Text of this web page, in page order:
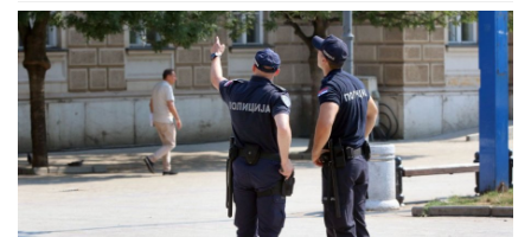
"PLAŠIM SE SMRTI"Pevačica (73) u
panici nakon smrti kolega: "Velika
sam kukavica, mužu ne smem ni da
pomenem kupovinu grobnice"